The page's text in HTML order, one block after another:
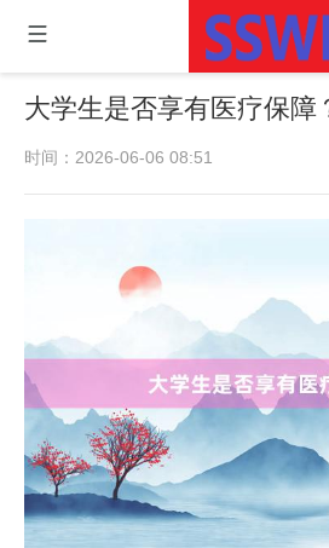
大学生是否享有医疗保障
时间：2026-06-06 08:51